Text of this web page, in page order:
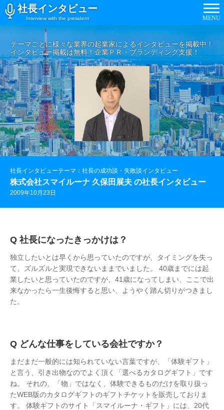
社長インタビュー
Interview with the president MENU
テーマごとに様々な業界の起業家によるインタビューを掲載中！
インタビュー掲載は無料！企業ＰＲ・ブランディング支援！
社長インタビューテーマ：社長の成功談・失敗談インタビュー
株式会社スマイルーナ 久保田展夫 の社長インタビュー
2009年10月23日
社長になったきっかけは？
独立したいとは早くから思っていたのですが、タイミングを失っ
て、ズルズルと実現できないままでいました。 40歳までには起
業したいと思っていたのですが、41歳になってしまい、ここで出
来なかったら一生後悔すると思い、ようやく踏ん切りがつきまし
た。
どんな仕事をしている会社ですか？
まだまだ一般的には知られていない言葉ですが、「体験ギフト」
と言う、引き出物なのでよく頂く「選べるカタログギフト」です
ね。 それの、「物」ではなく、体験できるものだけを取り扱っ
たWEB版のカタログギフトのギフトチケットを販売しておりま
す。 体験ギフトのサイト「スマイルーナ・ギフト」には、20代